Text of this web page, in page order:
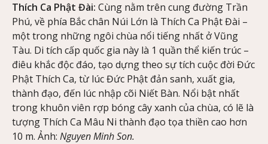
Thích Ca Phật Đài: Cùng nằm trên cung đường Trần
Phú, về phía Bắc chân Núi Lớn là Thích Ca Phật Đài –
một trong những ngôi chùa nổi tiếng nhất ở Vũng
Tàu. Di tích cấp quốc gia này là 1 quần thể kiến trúc –
điêu khắc độc đáo, tạo dựng theo sự tích cuộc đời Đức
Phật Thích Ca, từ lúc Đức Phật đản sanh, xuất gia,
thành đạo, đến lúc nhập cõi Niết Bàn. Nổi bật nhất
trong khuôn viên rợp bóng cây xanh của chùa, có lẽ là
tượng Thích Ca Mâu Ni thành đạo tọa thiền cao hơn
10 m. Ảnh: Nguyen Minh Son.